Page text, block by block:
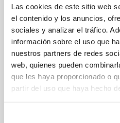
Las cookies de este sitio web
el contenido y los anuncios,
sociales y analizar el tráfico.
información sobre el uso que
nuestros partners de redes
web, quienes pueden
que les haya proporcionado o
partir del uso que haya hecho